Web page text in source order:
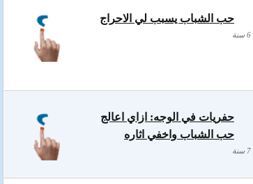
حب الشباب يسبب لي الاحراج
حفريات في الوجه: ازاي اعالج
حب الشباب واخفي اثاره